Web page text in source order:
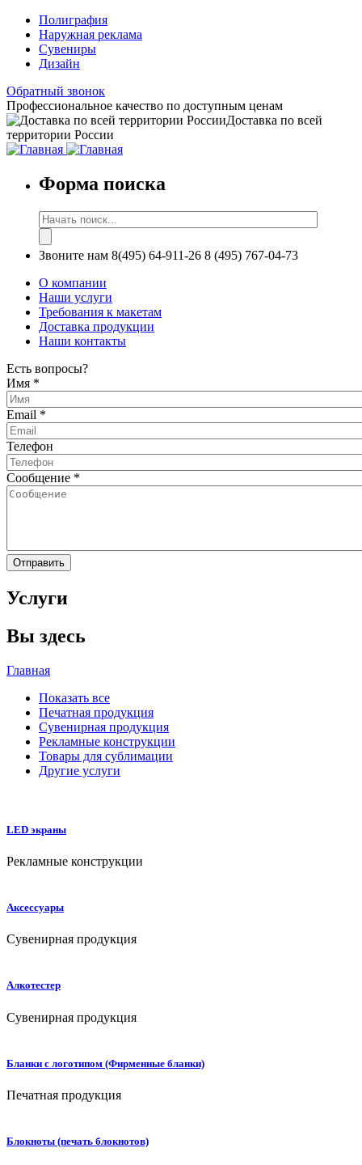
Полиграфия
Наружная реклама
Сувениры
Дизайн
Обратный звонок
Профессиональное качество по доступным ценам
Доставка по всей
территории России
Форма поиска
Звоните нам 8(495) 64-911-26 8 (495) 767-04-73
О компании
Наши услуги
Требования к макетам
Доставка продукции
Наши контакты
Есть вопросы?
Имя *
Email *
Телефон
Сообщение *
Услуги
Вы здесь
Главная
Показать все
Печатная продукция
Сувенирная продукция
Рекламные конструкции
Товары для сублимации
Другие услуги
LED экраны
Рекламные конструкции
Аксессуары
Сувенирная продукция
Алкотестер
Сувенирная продукция
Бланки с логотипом (Фирменные бланки)
Печатная продукция
Блокноты (печать блокнотов)